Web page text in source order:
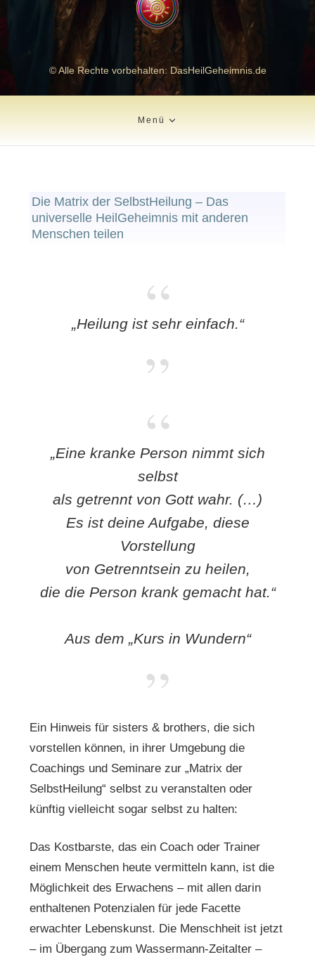
© Alle Rechte vorbehalten: DasHeilGeheimnis.de
Menü
Die Matrix der SelbstHeilung – Das
universelle HeilGeheimnis mit anderen
Menschen teilen
„Heilung ist sehr einfach.“
„Eine kranke Person nimmt sich
selbst
als getrennt von Gott wahr. (…)
Es ist deine Aufgabe, diese
Vorstellung
von Getrenntsein zu heilen,
die die Person krank gemacht hat.“
Aus dem „Kurs in Wundern“
Ein Hinweis für sisters & brothers, die sich
vorstellen können, in ihrer Umgebung die
Coachings und Seminare zur „Matrix der
SelbstHeilung“ selbst zu veranstalten oder
künftig vielleicht sogar selbst zu halten:
Das Kostbarste, das ein Coach oder Trainer
einem Menschen heute vermitteln kann, ist die
Möglichkeit des Erwachens – mit allen darin
enthaltenen Potenzialen für jede Facette
erwachter Lebenskunst. Die Menschheit ist jetzt
– im Übergang zum Wassermann-Zeitalter –